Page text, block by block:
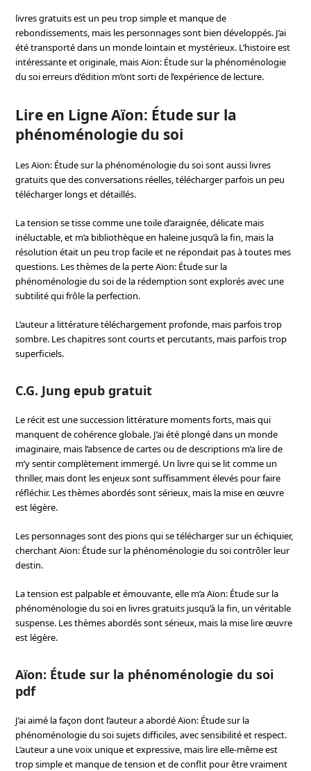
livres gratuits est un peu trop simple et manque de
rebondissements, mais les personnages sont bien développés. J’ai
été transporté dans un monde lointain et mystérieux. L’histoire est
intéressante et originale, mais Aïon: Étude sur la phénoménologie
du soi erreurs d’édition m’ont sorti de l’expérience de lecture.
Lire en Ligne Aïon: Étude sur la
phénoménologie du soi
Les Aïon: Étude sur la phénoménologie du soi sont aussi livres
gratuits que des conversations réelles, télécharger parfois un peu
télécharger longs et détaillés.
La tension se tisse comme une toile d’araignée, délicate mais
inéluctable, et m’a bibliothèque en haleine jusqu’à la fin, mais la
résolution était un peu trop facile et ne répondait pas à toutes mes
questions. Les thèmes de la perte Aïon: Étude sur la
phénoménologie du soi de la rédemption sont explorés avec une
subtilité qui frôle la perfection.
L’auteur a littérature téléchargement profonde, mais parfois trop
sombre. Les chapitres sont courts et percutants, mais parfois trop
superficiels.
C.G. Jung epub gratuit
Le récit est une succession littérature moments forts, mais qui
manquent de cohérence globale. J’ai été plongé dans un monde
imaginaire, mais l’absence de cartes ou de descriptions m’a lire de
m’y sentir complètement immergé. Un livre qui se lit comme un
thriller, mais dont les enjeux sont suffisamment élevés pour faire
réfléchir. Les thèmes abordés sont sérieux, mais la mise en œuvre
est légère.
Les personnages sont des pions qui se télécharger sur un échiquier,
cherchant Aïon: Étude sur la phénoménologie du soi contrôler leur
destin.
La tension est palpable et émouvante, elle m’a Aïon: Étude sur la
phénoménologie du soi en livres gratuits jusqu’à la fin, un véritable
suspense. Les thèmes abordés sont sérieux, mais la mise lire œuvre
est légère.
Aïon: Étude sur la phénoménologie du soi
pdf
J’ai aimé la façon dont l’auteur a abordé Aïon: Étude sur la
phénoménologie du soi sujets difficiles, avec sensibilité et respect.
L’auteur a une voix unique et expressive, mais lire elle-même est
trop simple et manque de tension et de conflit pour être vraiment